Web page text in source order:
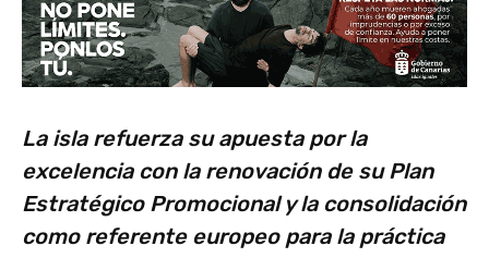
La isla refuerza su apuesta por la
excelencia con la renovación de su Plan
Estratégico Promocional y la consolidación
como referente europeo para la práctica